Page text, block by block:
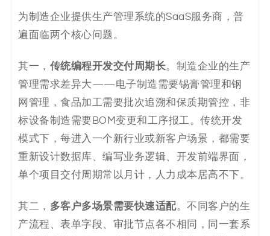
案
白
皮
书
为制造企业提供生产管理系统的SaaS服务商，普
遍面临两个核心问题。
其一， 传统编程开发交付周期长。制造企业的生产
管理需求差异大——电子制造需要锡膏管理和钢
网管理，食品加工需要批次追溯和保质期管控，非
标设备制造需要BOM变更和工序报工。传统开发
模式下，每进入一个新行业或新客户场景，都需要
重新设计数据库、编写业务逻辑、开发前端界面，
单个项目交付周期常以月计，人力成本居高不下。
其二， 多客户多场景需要快速适配。不同客户的生
产流程、表单字段、审批节点各不相同，同一套系